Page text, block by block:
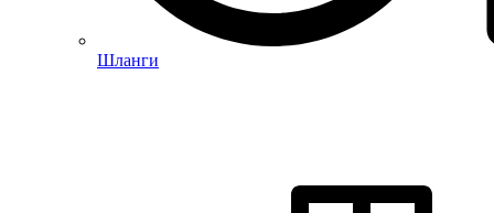
Шланги